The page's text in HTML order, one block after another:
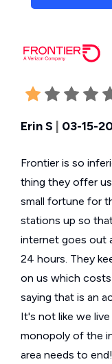
Erin S 03-15-
Frontier is so
thing they offer us
small fortune for
stations up so
internet goes out
24 hours. They
on us which costs
saying that is an
It's not like we
monopoly of the
area needs to end!